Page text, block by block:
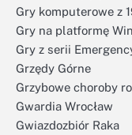
Gry komputerowe z
Gry na platformę
Gry z serii
Grzędy Górne
Grzybowe choroby
Gwardia Wrocław
Gwiazdozbiór Raka